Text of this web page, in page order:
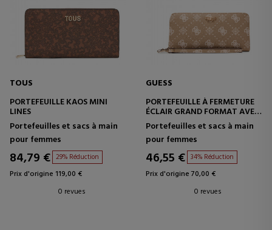
TOUS
PORTEFEUILLE KAOS MINI
LINES
Portefeuilles et sacs à main
pour femmes
84,79 € 29% Réduction
Prix d'origine 119,00 €
0 revues
GUESS
PORTEFEUILLE À FERMETURE
ÉCLAIR GRAND FORMAT AVEC
LOGO CARRIE
Portefeuilles et sacs à main
pour femmes
46,55 € 34% Réduction
Prix d'origine 70,00 €
0 revues